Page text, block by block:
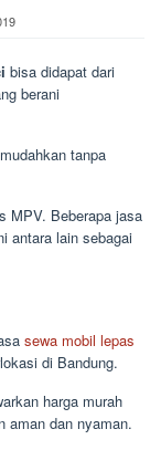
bisa didapat dari
berani
tanpa
MPV. Beberapa jasa
antara lain sebagai
sewa mobil lepas
di Bandung.
harga murah
aman dan nyaman.